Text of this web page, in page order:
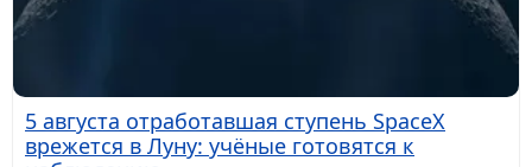
5 августа отработавшая ступень SpaceX
врежется в Луну: учёные готовятся к